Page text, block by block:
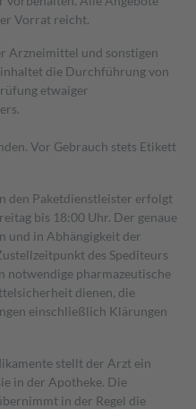
Vorrat reicht.
Arzneimittel und sonstigen
die Durchführung von
etwaiger
Vor Gebrauch stets Etikett
den Paketdienstleister erfolgt
bis 18:00 Uhr. Der genaue
und in Abhängigkeit der
des Spediteurs
notwendige pharmazeutische
dienen, die
einschließlich Klärungen
stellt der Arzt ein
in der Apotheke. Die
in der Regel die